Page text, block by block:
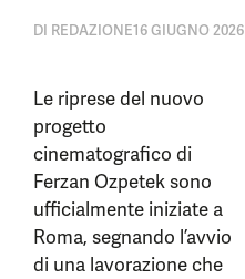
DI REDAZIONE16 GIUGNO 2026
Le riprese del nuovo
progetto
cinematografico di
Ferzan Ozpetek sono
ufficialmente iniziate a
Roma, segnando l’avvio
di una lavorazione che